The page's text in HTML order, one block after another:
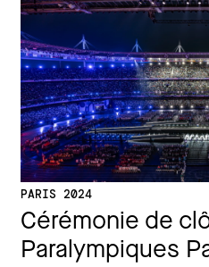
PARIS 2024
Cérémonie de
Paralympiques